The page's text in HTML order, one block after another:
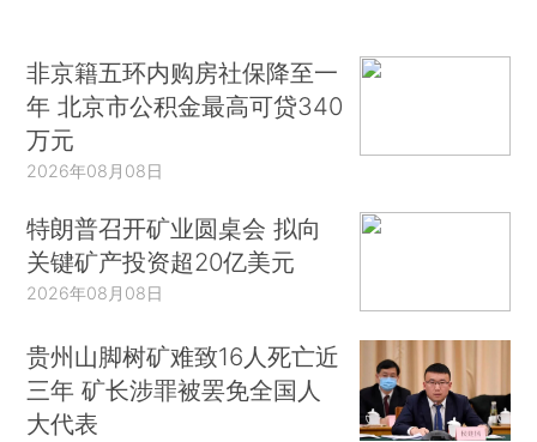
非京籍五环内购房社保降至一
年 北京市公积金最高可贷340
万元
2026年08月08日
特朗普召开矿业圆桌会 拟向
关键矿产投资超20亿美元
2026年08月08日
贵州山脚树矿难致16人死亡近
三年 矿长涉罪被罢免全国人
大代表